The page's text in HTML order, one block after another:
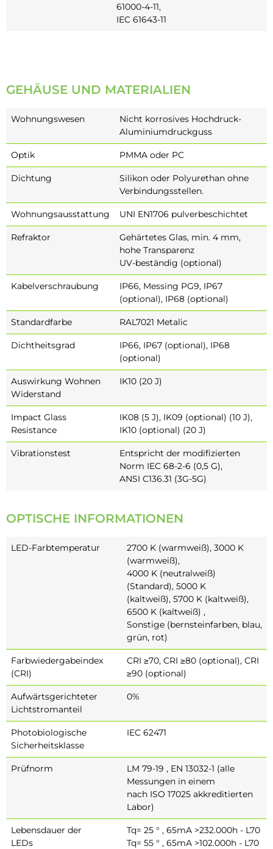
61000-4-11,
IEC 61643-11
GEHÄUSE UND MATERIALIEN
Wohnungswesen
Nicht korrosives Hochdruck-
Aluminiumdruckguss
Optik PMMA oder PC
Dichtung
Silikon oder Polyurethan ohne
Verbindungsstellen.
Wohnungsausstattung UNI EN1706 pulverbeschichtet
Refraktor
Gehärtetes Glas, min. 4 mm,
hohe Transparenz
UV-beständig (optional)
Kabelverschraubung
IP66, Messing PG9, IP67
(optional), IP68 (optional)
Standardfarbe RAL7021 Metalic
Dichtheitsgrad
IP66, IP67 (optional), IP68
(optional)
Auswirkung Wohnen
Widerstand
IK10 (20 J)
Impact Glass
Resistance
IK08 (5 J), IK09 (optional) (10 J),
IK10 (optional) (20 J)
Vibrationstest
Entspricht der modifizierten
Norm IEC 68-2-6 (0,5 G),
ANSI C136.31 (3G-5G)
OPTISCHE INFORMATIONEN
LED-Farbtemperatur
2700 K (warmweiß), 3000 K
(warmweiß),
4000 K (neutralweiß)
(Standard), 5000 K
(kaltweiß), 5700 K (kaltweiß),
6500 K (kaltweiß) ,
Sonstige (bernsteinfarben, blau,
grün, rot)
Farbwiedergabeindex
(CRI)
CRI ≥70, CRI ≥80 (optional), CRI
≥90 (optional)
Aufwärtsgerichteter
Lichtstromanteil
0%
Photobiologische
Sicherheitsklasse
IEC 62471
Prüfnorm
LM 79-19 , EN 13032-1 (alle
Messungen in einem
nach ISO 17025 akkreditierten
Labor)
Lebensdauer der
LEDs
Tq= 25 ° , 65mA >232.000h - L70
Tq= 55 ° , 65mA >102.000h - L70